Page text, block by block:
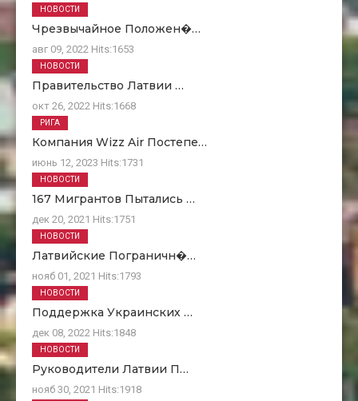
Чрезвычайное Положен�…
авг 09, 2022 Hits:1653
НОВОСТИ
Правительство Латвии …
окт 26, 2022 Hits:1668
НОВОСТИ
Компания Wizz Air Постепе…
июнь 12, 2023 Hits:1731
РИГА
167 Мигрантов Пытались …
дек 20, 2021 Hits:1751
НОВОСТИ
Латвийские Пограничн�…
нояб 01, 2021 Hits:1793
НОВОСТИ
Поддержка Украинских …
дек 08, 2022 Hits:1848
НОВОСТИ
Руководители Латвии П…
нояб 30, 2021 Hits:1918
НОВОСТИ